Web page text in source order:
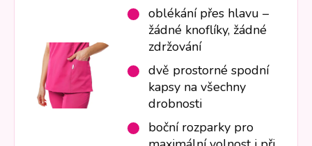
oblékání přes hlavu –
žádné knoflíky, žádné
zdržování
dvě prostorné spodní
kapsy na všechny
drobnosti
boční rozparky pro